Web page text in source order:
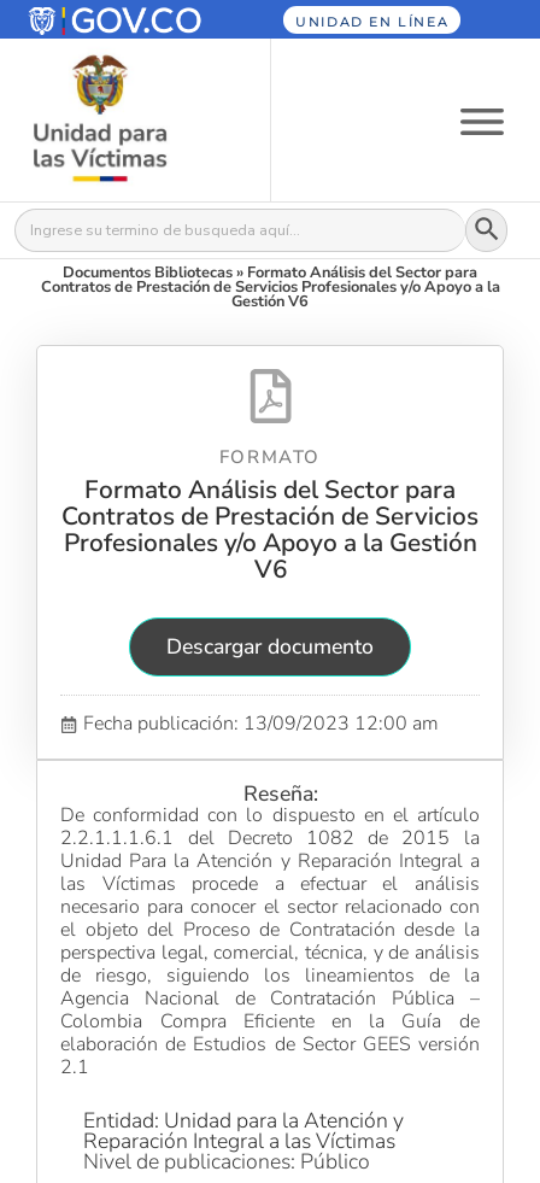
UNIDAD EN LÍNEA
Buscar: Botón
Documentos Bibliotecas» Formato Análisis del Sector para
Contratos de Prestación de Servicios Profesionales y/o Apoyo a la
Gestión V6
FORMATO
Formato Análisis del Sector para
Contratos de Prestación de Servicios
Profesionales y/o Apoyo a la Gestión
V6
Descargar documento
Fecha publicación: 13/09/2023 12:00 am
Reseña:
De conformidad con lo dispuesto en el artículo
2.2.1.1.1.6.1 del Decreto 1082 de 2015 la
Unidad Para la Atención y Reparación Integral a
las Víctimas procede a efectuar el análisis
necesario para conocer el sector relacionado con
el objeto del Proceso de Contratación desde la
perspectiva legal, comercial, técnica, y de análisis
de riesgo, siguiendo los lineamientos de la
Agencia Nacional de Contratación Pública –
Colombia Compra Eficiente en la Guía de
elaboración de Estudios de Sector GEES versión
2.1
Entidad: Unidad para la Atención y
Reparación Integral a las Víctimas
Nivel de publicaciones: Público